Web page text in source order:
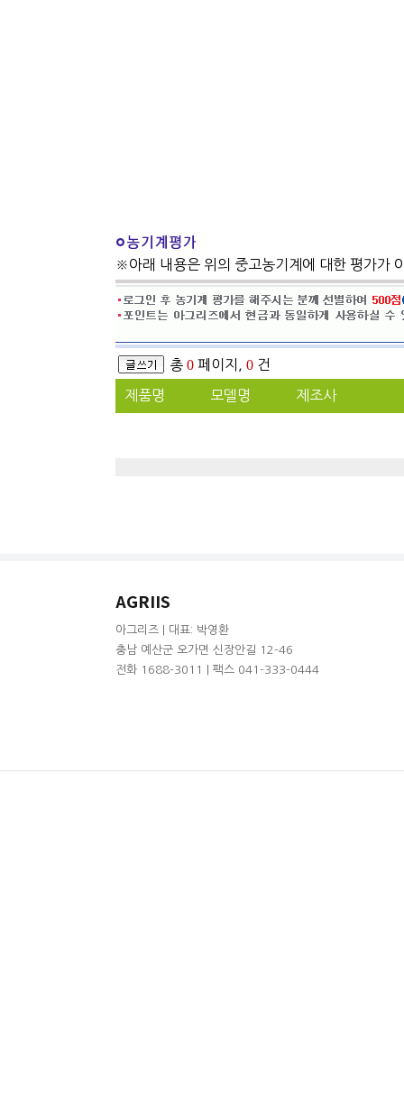
※아래 내용은 위의 중고농기계에 대한 평가가
총 0 페이지, 0 건
제품명 모델명 제조사
AGRIIS
아그리즈 | 대표: 박영환
충남 예산군 오가면 신장안길 12-46
전화 1688-3011 | 팩스 041-333-0444